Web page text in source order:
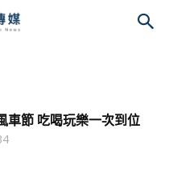
車節 吃喝玩樂一次到位